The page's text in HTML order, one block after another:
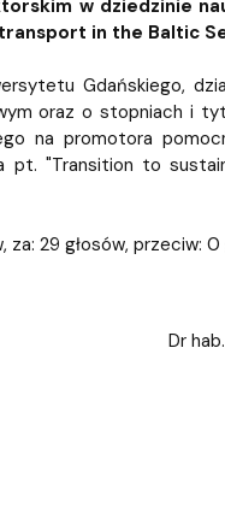
w dziedzinie
in the Baltic
Gdańskiego,
oraz o stopniach i
na promotora
pt. "Transition to
za: 29 głosów, przeciw:
Dr